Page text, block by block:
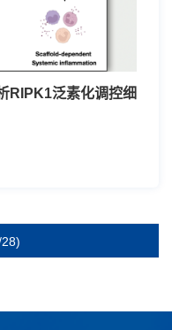
RIPK1泛素化调控细